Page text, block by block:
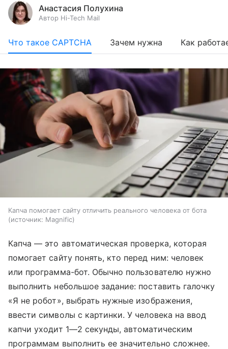
Анастасия Полухина
Автор Hi-Tech Mail
Что такое CAPTCHA Зачем нужна Как
Капча помогает сайту отличить реального человека от бота
источник: Magnific
Капча — это автоматическая проверка, которая
помогает сайту понять, кто перед ним: человек
или программа-бот. Обычно пользователю нужно
выполнить небольшое задание: поставить галочку
«Я не робот», выбрать нужные изображения,
ввести символы с картинки. У человека на ввод
капчи уходит 1—2 секунды, автоматическим
программам выполнить ее значительно сложнее.